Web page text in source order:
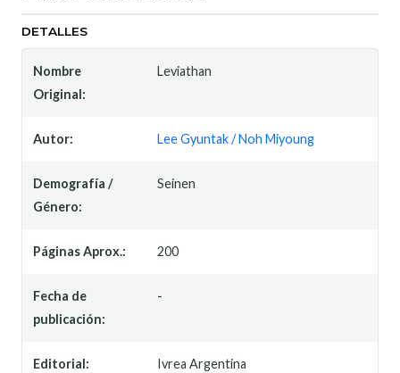
DETALLES
Nombre
Original:
Leviathan
Autor: Lee Gyuntak / Noh Miyoung
Demografía /
Género:
Seinen
Páginas Aprox.: 200
Fecha de
publicación:
-
Editorial: Ivrea Argentina